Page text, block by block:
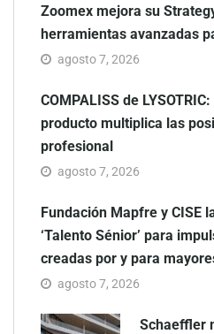
Zoomex mejora su
herramientas avanzadas
agosto 7, 2026
COMPALISS de
producto multiplica las
profesional
agosto 7, 2026
Fundación Mapfre y CISE
‘Talento Sénior’ para
creadas por y para
agosto 7, 2026
Schaeffler